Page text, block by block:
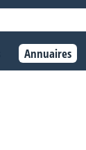
Annuaires